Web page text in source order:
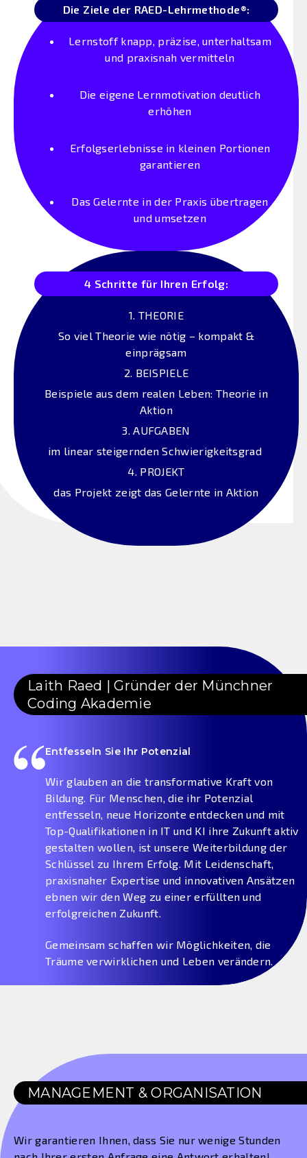
Die Ziele der RAED-Lehrmethode®:
Lernstoff knapp, präzise, unterhaltsam
und praxisnah vermitteln
Die eigene Lernmotivation deutlich
erhöhen
Erfolgserlebnisse in kleinen Portionen
garantieren
Das Gelernte in der Praxis übertragen
und umsetzen
4 Schritte für Ihren Erfolg:
1. THEORIE
So viel Theorie wie nötig – kompakt &
einprägsam
2. BEISPIELE
Beispiele aus dem realen Leben: Theorie in
Aktion
3. AUFGABEN
im linear steigernden Schwierigkeitsgrad
4. PROJEKT
das Projekt zeigt das Gelernte in Aktion
Laith Raed | Gründer der Münchner
Coding Akademie
Entfesseln Sie Ihr Potenzial
Wir glauben an die transformative Kraft von
Bildung. Für Menschen, die ihr Potenzial
entfesseln, neue Horizonte entdecken und mit
Top-Qualifikationen in IT und KI ihre Zukunft aktiv
gestalten wollen, ist unsere Weiterbildung der
Schlüssel zu Ihrem Erfolg. Mit Leidenschaft,
praxisnaher Expertise und innovativen Ansätzen
ebnen wir den Weg zu einer erfüllten und
erfolgreichen Zukunft.
Gemeinsam schaffen wir Möglichkeiten, die
Träume verwirklichen und Leben verändern.
MANAGEMENT & ORGANISATION
Wir garantieren Ihnen, dass Sie nur wenige Stunden